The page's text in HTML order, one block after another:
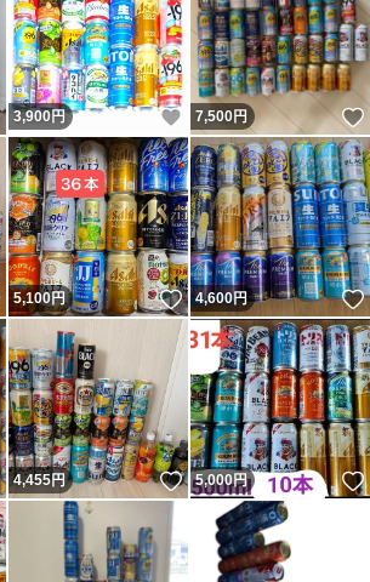
いいね！
3,900円 いいね！
7,500円
いいね！
5,100円 いいね！
4,600円
いいね！
4,455円 いいね！
5,000円